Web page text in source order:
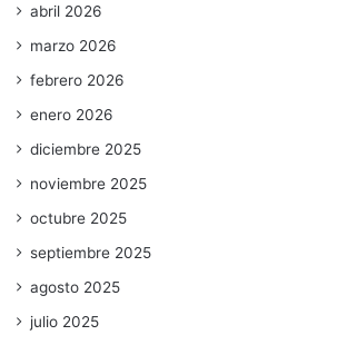
abril 2026
marzo 2026
febrero 2026
enero 2026
diciembre 2025
noviembre 2025
octubre 2025
septiembre 2025
agosto 2025
julio 2025